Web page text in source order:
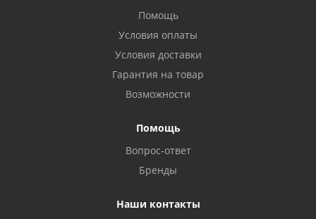
Помощь
Условия оплаты
Условия доставки
Гарантия на товар
Возможности
Помощь
Вопрос-ответ
Бренды
Наши контакты